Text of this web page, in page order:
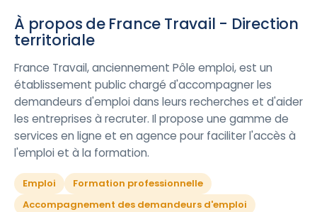
À propos de France Travail - Direction
territoriale
France Travail, anciennement Pôle emploi, est un
établissement public chargé d'accompagner les
demandeurs d'emploi dans leurs recherches et d'aider
les entreprises à recruter. Il propose une gamme de
services en ligne et en agence pour faciliter l'accès à
l'emploi et à la formation.
Emploi
Formation professionnelle
Accompagnement des demandeurs d'emploi